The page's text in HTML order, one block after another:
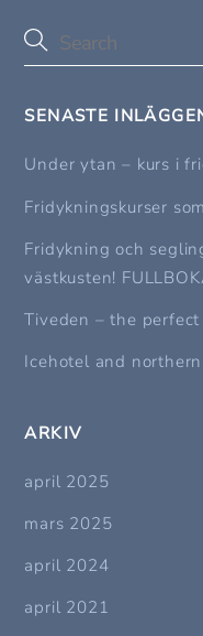
SENASTE
Under ytan – kurs i
Fridykningskurser
Fridykning och
västkusten!
Tiveden – the
Icehotel and
ARKIV
april 2025
mars 2025
april 2024
april 2021